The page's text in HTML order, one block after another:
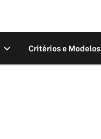
Critérios e Modelos